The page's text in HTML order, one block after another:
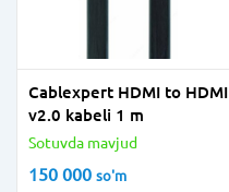
Cablexpert HDMI to HDMI
v2.0 kabeli 1 m
Sotuvda mavjud
150 000 so'm